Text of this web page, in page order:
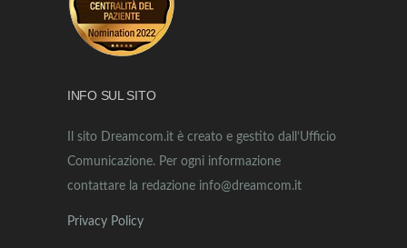
INFO SUL SITO
Il sito Dreamcom.it è creato e gestito dall’Ufficio
Comunicazione. Per ogni informazione
contattare la redazione info@dreamcom.it
Privacy Policy